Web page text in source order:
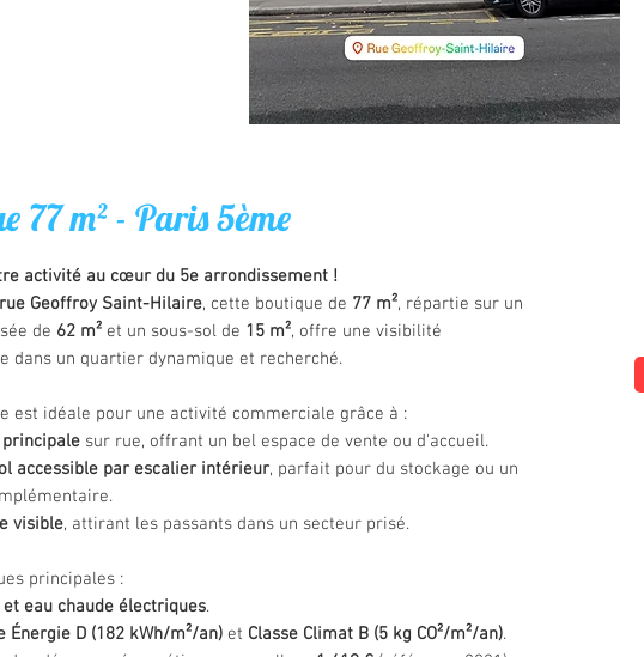
77 m² - Paris 5ème
activité au cœur du 5e arrondissement !
Geoffroy Saint-Hilaire, cette boutique de 77 m², répartie sur un
de 62 m² et un sous-sol de 15 m², offre une visibilité
dans un quartier dynamique et recherché.
est idéale pour une activité commerciale grâce à :
sur rue, offrant un bel espace de vente ou d'accueil.
accessible par escalier intérieur, parfait pour du stockage ou un
visible, attirant les passants dans un secteur prisé.
principales :
et eau chaude électriques.
Énergie D (182 kWh/m²/an) et Classe Climat B (5 kg CO²/m²/an).